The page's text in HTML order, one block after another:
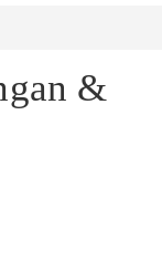
&